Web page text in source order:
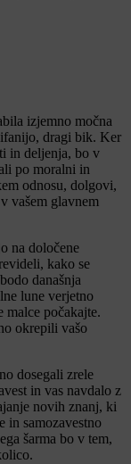
izjemno močna
dragi bik. Ker
in deljenja, bo v
po moralni in
odnosu, dolgovi,
vašem glavnem
na določene
kako se
današnja
lune verjetno
malce počakajte.
okrepili vašo
dosegali zrele
in vas navdalo z
novih znanj, ki
in samozavestno
šarma bo v tem,